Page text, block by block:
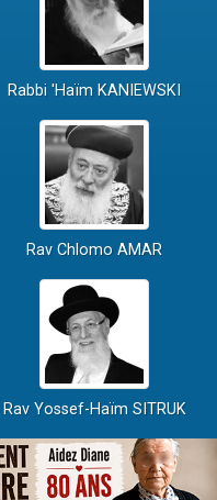
Rabbi 'Haïm KANIEWSKI
Rav Chlomo AMAR
Rav Yossef-Haïm SITRUK